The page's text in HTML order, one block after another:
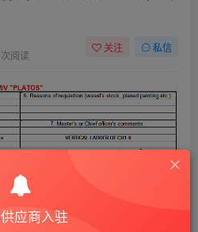
阅读
关注 私信
应商入驻